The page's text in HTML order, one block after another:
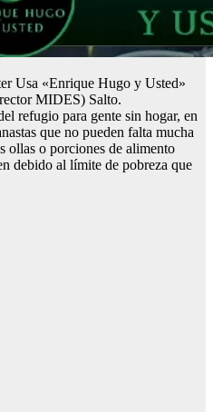
Usa «Enrique Hugo y Usted»
MIDES) Salto.
refugio para gente sin hogar, en
que no pueden falta mucha
ollas o porciones de alimento
debido al límite de pobreza que